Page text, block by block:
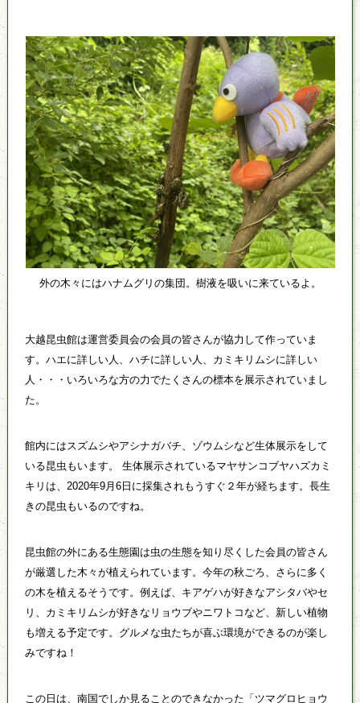
外の木々にはハナムグリの集団。樹液を吸いに来ているよ。
大越昆虫館は運営委員会の会員の皆さんが協力して作っていま
す。ハエに詳しい人、ハチに詳しい人、カミキリムシに詳しい
人・・・いろいろな方の力でたくさんの標本を展示されていまし
た。
館内にはスズムシやアシナガバチ、ゾウムシなど生体展示をして
いる昆虫もいます。 生体展示されているマヤサンコブヤハズカミ
キリは、2020年9月6日に採集されもうすぐ２年が経ちます。長生
きの昆虫もいるのですね。
昆虫館の外にある生態園は虫の生態を知り尽くした会員の皆さん
が厳選した木々が植えられています。今年の秋ごろ、さらに多く
の木を植えるそうです。例えば、キアゲハが好きなアシタバやセ
リ、カミキリムシが好きなリョウブやニワトコなど、新しい植物
も増える予定です。グルメな虫たちが喜ぶ環境ができるのが楽し
みですね！
この日は、南国でしか見ることのできなかった「ツマグロヒョウ